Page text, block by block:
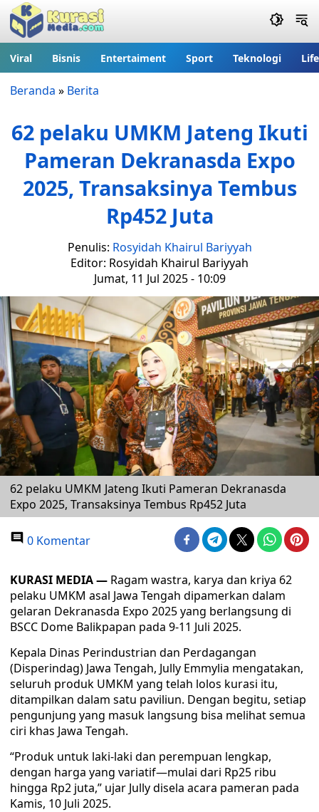
Viral Bisnis Entertaiment Sport Teknologi
Beranda » Berita
62 pelaku UMKM Jateng Ikuti
Pameran Dekranasda Expo
2025, Transaksinya Tembus
Rp452 Juta
Penulis: Rosyidah Khairul Bariyyah
Editor: Rosyidah Khairul Bariyyah
Jumat, 11 Jul 2025 - 10:09
62 pelaku UMKM Jateng Ikuti Pameran Dekranasda
Expo 2025, Transaksinya Tembus Rp452 Juta
0 Komentar
KURASI MEDIA — Ragam wastra, karya dan kriya 62
pelaku UMKM asal Jawa Tengah dipamerkan dalam
gelaran Dekranasda Expo 2025 yang berlangsung di
BSCC Dome Balikpapan pada 9-11 Juli 2025.
Kepala Dinas Perindustrian dan Perdagangan
(Disperindag) Jawa Tengah, Jully Emmylia mengatakan,
seluruh produk UMKM yang telah lolos kurasi itu,
ditampilkan dalam satu paviliun. Dengan begitu, setiap
pengunjung yang masuk langsung bisa melihat semua
ciri khas Jawa Tengah.
“Produk untuk laki-laki dan perempuan lengkap,
dengan harga yang variatif—mulai dari Rp25 ribu
hingga Rp2 juta,” ujar Jully disela acara pameran pada
Kamis, 10 Juli 2025.